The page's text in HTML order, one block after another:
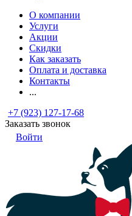
О компании
Услуги
Акции
Скидки
Как заказать
Оплата и доставка
Контакты
...
+7 (923) 127-17-68
Заказать звонок
Войти